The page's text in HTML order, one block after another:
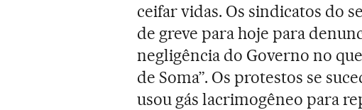
ceifar vidas. Os sindicatos do
de greve para hoje para
negligência do Governo no
de Soma”. Os protestos se
usou gás lacrimogêneo para